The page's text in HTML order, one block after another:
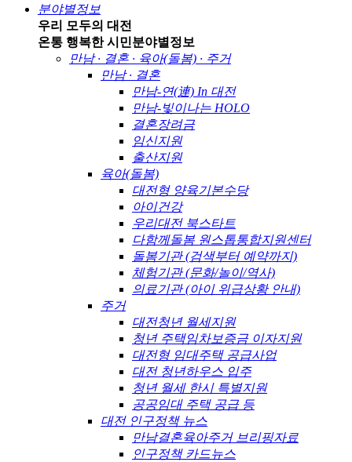
분야별정보
우리 모두의 대전
온통 행복한 시민분야별정보
만남 · 결혼 · 육아(돌봄) · 주거
만남 · 결혼
만남-연(連) In 대전
만남-빛이나는 HOLO
결혼장려금
임신지원
출산지원
육아(돌봄)
대전형 양육기본수당
아이건강
우리대전 북스타트
다함께돌봄 원스톱통합지원센터
돌봄기관 (검색부터 예약까지)
체험기관 (문화/놀이/역사)
의료기관 (아이 위급상황 안내)
주거
대전청년 월세지원
청년 주택임차보증금 이자지원
대전형 임대주택 공급사업
대전 청년하우스 입주
청년 월세 한시 특별지원
공공임대 주택 공급 등
대전 인구정책 뉴스
만남결혼육아주거 브리핑자료
인구정책 카드뉴스